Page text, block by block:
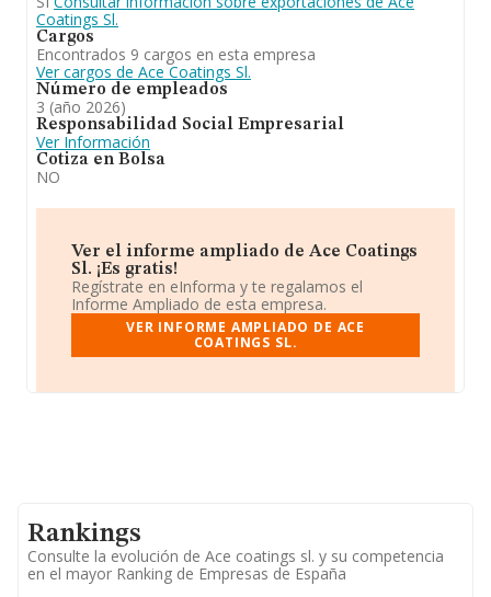
Coatings Sl.
Cargos
Encontrados 9 cargos en esta empresa
Ver cargos de Ace Coatings Sl.
Número de empleados
3 (año 2026)
Responsabilidad Social Empresarial
Ver Información
Cotiza en Bolsa
NO
Ver el informe ampliado de Ace Coatings
Sl. ¡Es gratis!
Regístrate en eInforma y te regalamos el
Informe Ampliado de esta empresa.
VER INFORME AMPLIADO DE ACE
COATINGS SL.
Rankings
Consulte la evolución de Ace coatings sl. y su competencia
en el mayor Ranking de Empresas de España